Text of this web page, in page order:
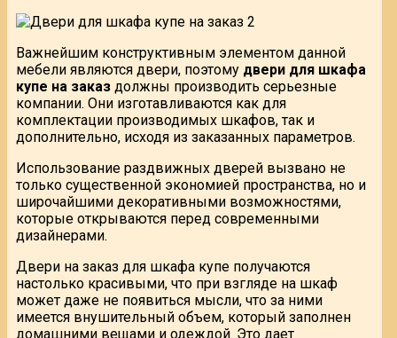
Важнейшим конструктивным элементом данной
мебели являются двери, поэтому двери для шкафа
купе на заказ должны производить серьезные
компании. Они изготавливаются как для
комплектации производимых шкафов, так и
дополнительно, исходя из заказанных параметров.
Использование раздвижных дверей вызвано не
только существенной экономией пространства, но и
широчайшими декоративными возможностями,
которые открываются перед современными
дизайнерами.
Двери на заказ для шкафа купе получаются
настолько красивыми, что при взгляде на шкаф
может даже не появиться мысли, что за ними
имеется внушительный объем, который заполнен
домашними вещами и одеждой. Это дает